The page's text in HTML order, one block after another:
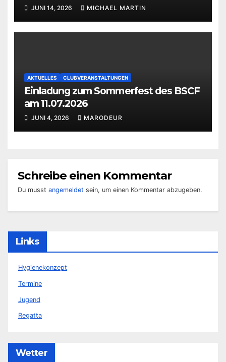
JUNI 14, 2026 MICHAEL MARTIN
AKTUELLES CLUBVERANSTALTUNGEN
Einladung zum Sommerfest des BSCF
am 11.07.2026
JUNI 4, 2026 MARODEUR
Schreibe einen Kommentar
Du musst angemeldet sein, um einen Kommentar abzugeben.
Links
Hygienekonzept
Termine
Jugend
Regatta
Wetter